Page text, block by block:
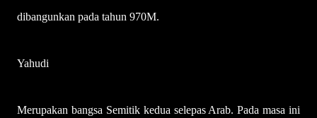
dibangunkan pada tahun 970M.
Yahudi
Merupakan bangsa Semitik kedua selepas Arab. Pada masa ini